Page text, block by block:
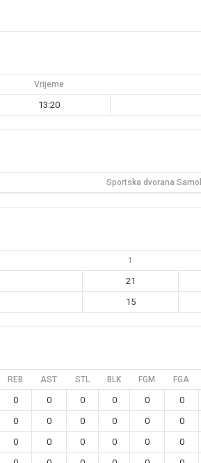
Vrijeme
13:20
Sportska dvorana
1
21
15
REB AST STL BLK FGM FGA
0 0 0 0 0 0
0 0 0 0 0 0
0 0 0 0 0 0